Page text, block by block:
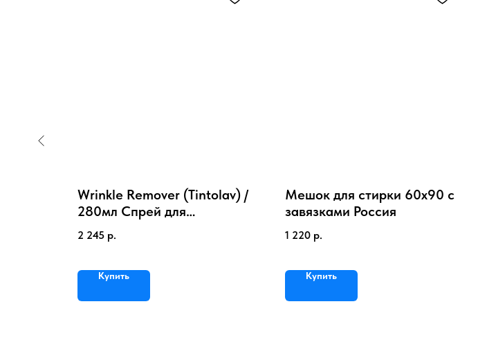
Wrinkle Remover (Tintolav) /
280мл Спрей для
устранения заломов и
складок
2 245 р.
Купить
Мешок для стирки 60х90 с
завязками Россия
1 220 р.
Купить